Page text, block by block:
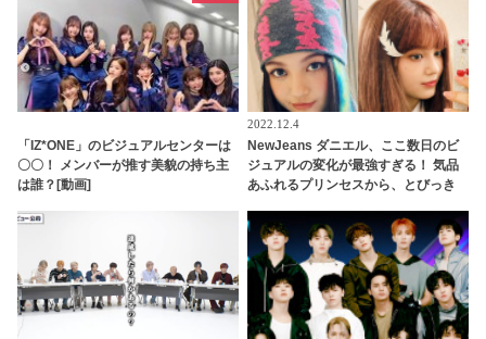
「IZ*ONE」のビジュアルセンターは
〇〇！ メンバーが推す美貌の持ち主
は誰？[動画]
2022.12.4
NewJeans ダニエル、ここ数日のビ
ジュアルの変化が最強すぎる！ 気品
あふれるプリンセスから、とびっき
幻自在の美貌にうっとり